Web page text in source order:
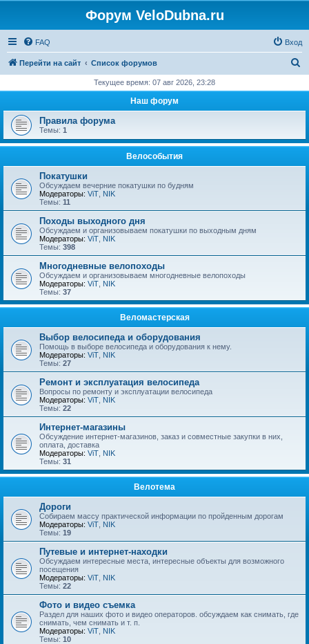
Форум VeloDubna.ru
FAQ Вход
Перейти на сайт Список форумов
с
Текущее время: 07 авг 2026, 23:28
Наш форум
Правила форума
Темы: 1
Велособытия
Покатушки
Обсуждаем вечерние покатушки по будням
Модераторы: ViT NIK
Темы: 11
Походы выходного дня
Обсуждаем и организовываем покатушки по выходным дням
Модераторы: ViT NIK
Темы: 398
Многодневные велопоходы
Обсуждаем и организовываем многодневные велопоходы
Модераторы: ViT NIK
Темы: 37
Веломастерская
Выбор велосипеда и оборудования
Помощь в выборе велосипеда и оборудования к нему.
Модераторы: ViT NIK
Темы: 27
Ремонт и эксплуатация велосипеда
Вопросы по ремонту и эксплуатации велосипеда
Модераторы: ViT NIK
Темы: 22
Интернет-магазины
Обсуждение интернет-магазинов, заказ и совместные закупки в них,
оплата, доставка
Модераторы: ViT NIK
Темы: 31
Велотема
Дороги
Собираем массу практической информации по пройденным дорогам
Модераторы: ViT NIK
Темы: 19
Путевые и интернет-находки
Обсуждаем интересные места, интересные объекты для возможного
посещения
Модераторы: ViT NIK
Темы: 22
Фото и видео съемка
Раздел для наших фото и видео операторов. обсуждаем как снимать, где
снимать, чем снимать и т. п.
Модераторы: ViT NIK
Темы: 10